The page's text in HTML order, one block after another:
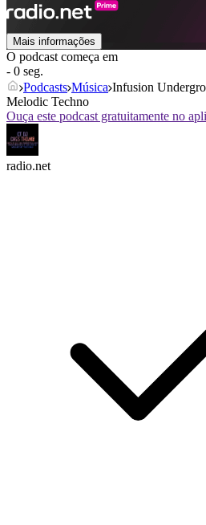
Mais informações
O podcast começa em
- 0 seg.
Podcasts Música Infusion
Melodic Techno
Ouça este podcast gratuitamente no
radio.net